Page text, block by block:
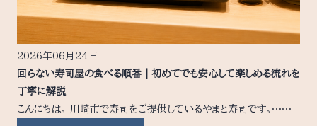
2026年06月24日
回らない寿司屋の食べる順番｜初めてでも安心して楽しめる流れを
丁寧に解説
こんにちは。 川崎市で寿司をご提供しているやまと寿司です。……